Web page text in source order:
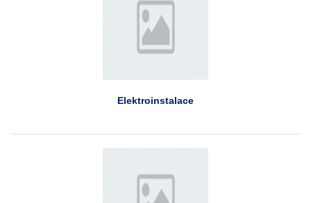
Elektroinstalace